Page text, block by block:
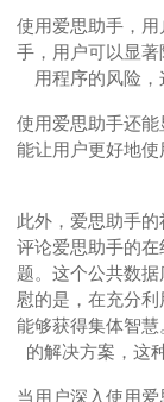
使用爱思助手，
手，用户可以显
用程序的风险，
使用爱思助手还
能让用户更好地
此外，爱思助手
评论爱思助手的
题。这个公共数
慰的是，在充分利
能够获得集体智
的解决方案，这
当用户深入使用